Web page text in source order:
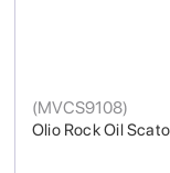
Olio Rock Oil
(MVCS9108)